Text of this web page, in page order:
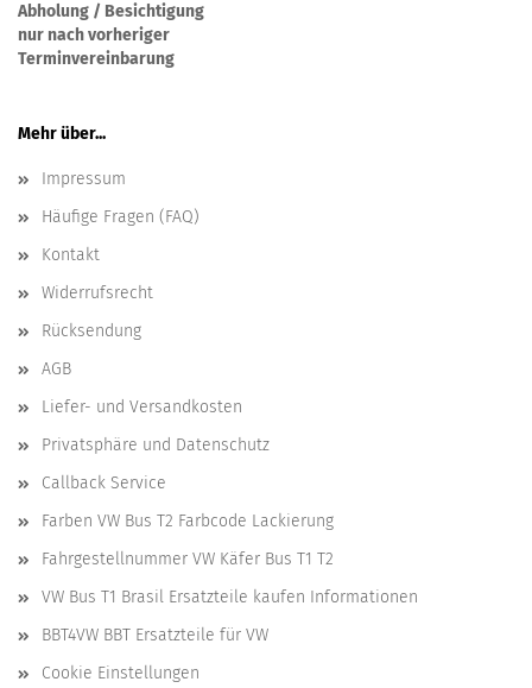
Abholung / Besichtigung
nur nach vorheriger
Terminvereinbarung
Mehr über...
Impressum
Häufige Fragen (FAQ)
Kontakt
Widerrufsrecht
Rücksendung
AGB
Liefer- und Versandkosten
Privatsphäre und Datenschutz
Callback Service
Farben VW Bus T2 Farbcode Lackierung
Fahrgestellnummer VW Käfer Bus T1 T2
VW Bus T1 Brasil Ersatzteile kaufen Informationen
BBT4VW BBT Ersatzteile für VW
Cookie Einstellungen